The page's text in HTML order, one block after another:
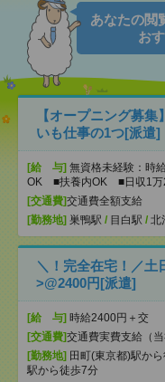
あなたの閲
お
【オープニング募
いも仕事の1つ[派遣]
[給 与] 無資格未経験：時
OK ■扶養内OK ■日収1万
[交通費]交通費全額支給
[勤務地] 巣鴨駅 / 目白駅 / 北
＼！完全在宅！／土
>@2400円[派遣]
[給 与] 時給2400円＋交
[交通費]交通費実費支給（当
[勤務地] 田町(東京都)駅か
駅から徒歩7分